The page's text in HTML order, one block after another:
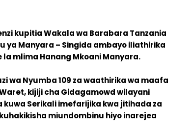
kupitia Wakala wa Barabara Tanzania
ya Manyara – Singida ambayo iliathirika
mlima Hanang Mkoani Manyara.
wa Nyumba 109 za waathirika wa maafa
kijiji cha Gidagamowd wilayani
Serikali imefarijika kwa jitihada za
miundombinu hiyo inarejea